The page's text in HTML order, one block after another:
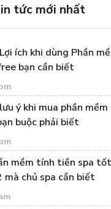
tức mới nhất
ích khi dùng Phần
bạn cần biết
ý khi mua phần
buộc phải biết
mềm tính tiền spa
mà chủ spa cần biết